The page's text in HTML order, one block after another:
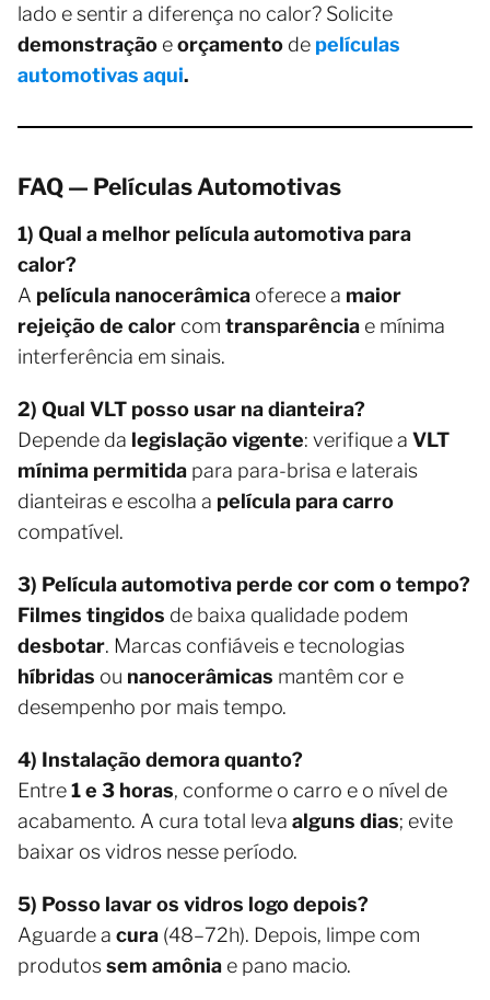
lado e sentir a diferença no calor? Solicite
demonstração eorçamento de películas
automotivas aqui.
FAQ — Películas Automotivas
1) Qual a melhor película automotiva para
calor?
A película nanocerâmica oferece a maior
rejeição de calor com transparência e mínima
interferência em sinais.
2) Qual VLT posso usar na dianteira?
Depende da legislação vigente: verifique a VLT
mínima permitida para para-brisa e laterais
dianteiras e escolha a película para carro
compatível.
3) Película automotiva perde cor com o tempo?
Filmes tingidos de baixa qualidade podem
desbotar. Marcas confiáveis e tecnologias
híbridas ou nanocerâmicas mantêm cor e
desempenho por mais tempo.
4) Instalação demora quanto?
Entre1 e 3 horas, conforme o carro e o nível de
acabamento. A cura total leva alguns dias; evite
baixar os vidros nesse período.
5) Posso lavar os vidros logo depois?
Aguarde a cura (48–72h). Depois, limpe com
produtossem amônia e pano macio.